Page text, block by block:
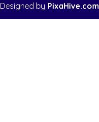
Designed by PixaHive.com